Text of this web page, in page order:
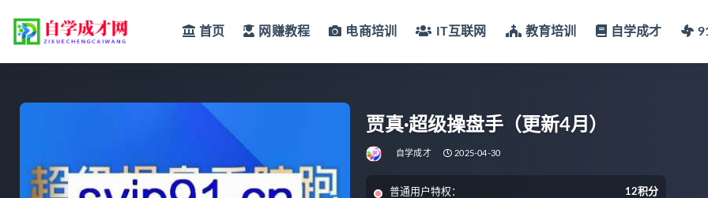
首页 网赚教程 电商培训 IT互联网 教育培训 自学成才
贾真·超级操盘手（更新4月）
自学成才 2025-04-30
普通用户特权： 12积分